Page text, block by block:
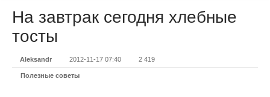
На завтрак сегодня хлебные
тосты
Aleksandr 2012-11-17 07:40 2 419
Полезные советы